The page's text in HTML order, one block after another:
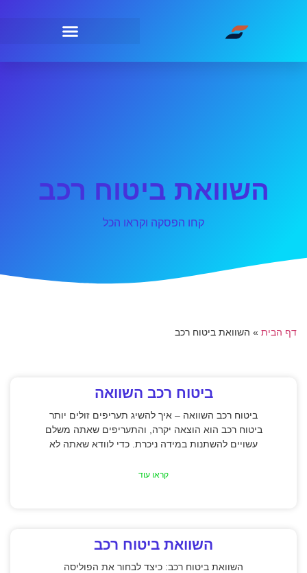
השוואת ביטוח רכב
קחו הפסקה וקראו הכל
דף הבית » השוואת ביטוח רכב
ביטוח רכב השוואה
ביטוח רכב השוואה – איך להשיג תעריפים זולים יותר
ביטוח רכב הוא הוצאה יקרה, והתעריפים שאתה משלם
עשויים להשתנות במידה ניכרת. כדי לוודא שאתה לא
קראו עוד
השוואת ביטוח רכב
השוואת ביטוח רכב: כיצד לבחור את הפוליסה